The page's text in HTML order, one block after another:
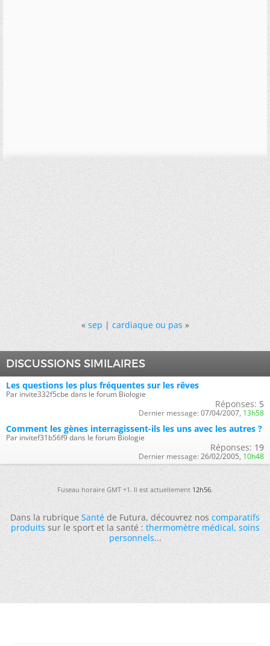
« sep|cardiaque ou pas »
DISCUSSIONS SIMILAIRES
Les questions les plus fréquentes sur les rêves
Par invite332f5cbe dans le forum Biologie
Réponses: 5
Dernier message: 07/04/2007, 13h58
Comment les gènes interragissent-ils les uns avec les autres ?
Par invitef31b56f9 dans le forum Biologie
Réponses: 19
Dernier message: 26/02/2005, 10h48
Fuseau horaire GMT +1. Il est actuellement12h56.
Dans la rubriqueSantéde Futura, découvrez noscomparatifs
produitssur le sport et la santé :thermomètre médical,soins
personnels...